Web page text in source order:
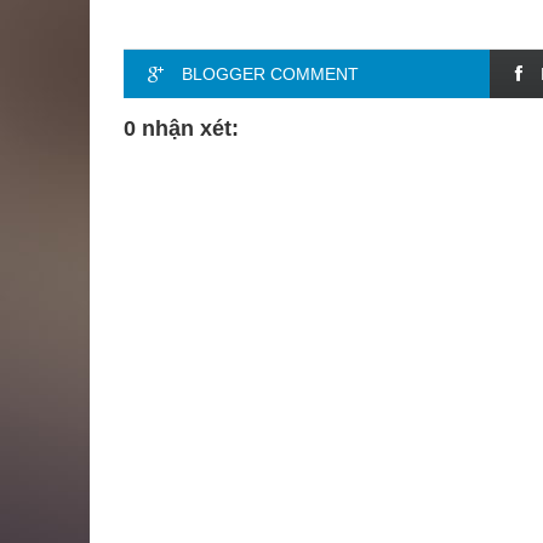
BLOGGER COMMENT
0 nhận xét: